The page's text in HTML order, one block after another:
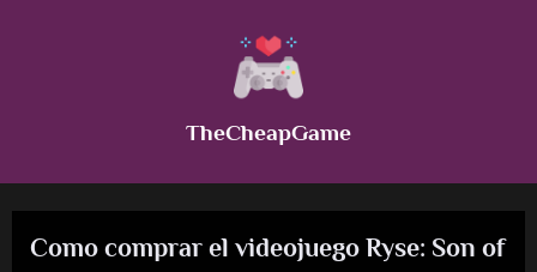
TheCheapGame
Como comprar el videojuego Ryse: Son of